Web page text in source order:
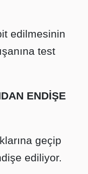
edilmesinin
test
ENDİŞE
geçip
ediliyor.